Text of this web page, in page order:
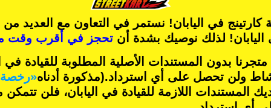
كارتينج في اليابان! نستمر في التعاون مع
العديد
لذلك نوصيك بشدة أن تحجز في أقرب وقت
بدون المستندات الأصلية المطلوبة للقيادة في
ولن تحصل على أي استرداد.(مذكورة أدناه«رخصة
المستندات اللازمة للقيادة في اليابان، فلن